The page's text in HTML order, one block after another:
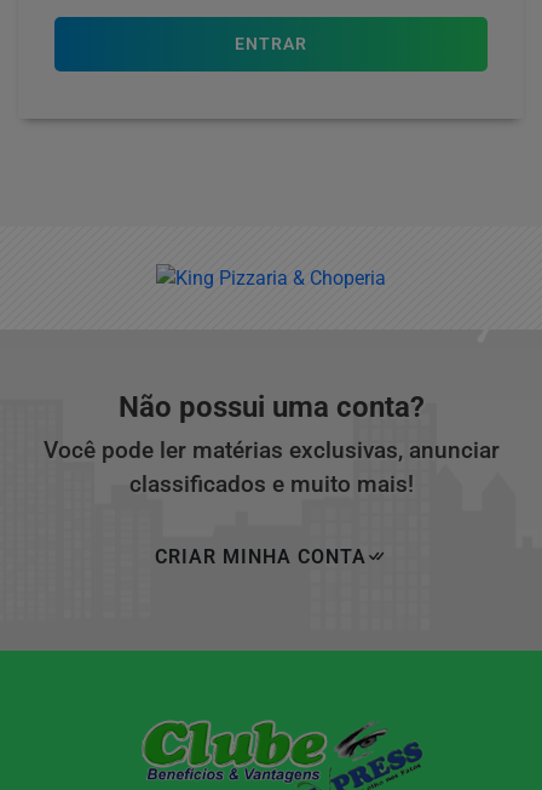
ENTRAR
Não possui uma conta?
Você pode ler matérias exclusivas, anunciar
classificados e muito mais!
CRIAR MINHA CONTA